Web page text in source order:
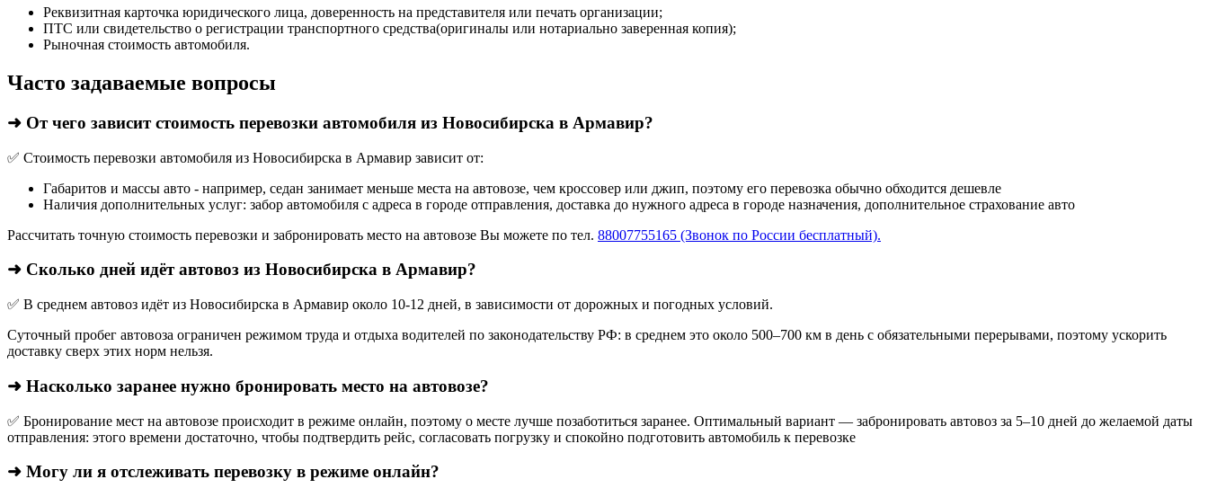
Реквизитная карточка юридического лица, доверенность на представителя или печать организации;
ПТС или свидетельство о регистрации транспортного средства(оригиналы или нотариально заверенная копия);
Рыночная стоимость автомобиля.
Часто задаваемые вопросы
➜ От чего зависит стоимость перевозки автомобиля из Новосибирска в Армавир?
✅ Стоимость перевозки автомобиля из Новосибирска в Армавир зависит от:
Габаритов и массы авто - например, седан занимает меньше места на автовозе, чем кроссовер или джип, поэтому его перевозка обычно обходится дешевле
Наличия дополнительных услуг: забор автомобиля с адреса в городе отправления, доставка до нужного адреса в городе назначения, дополнительное страхование авто
Рассчитать точную стоимость перевозки и забронировать место на автовозе Вы можете по тел. 88007755165 (Звонок по России бесплатный).
➜ Сколько дней идёт автовоз из Новосибирска в Армавир?
✅ В среднем автовоз идёт из Новосибирска в Армавир около 10-12 дней, в зависимости от дорожных и погодных условий.
Суточный пробег автовоза ограничен режимом труда и отдыха водителей по законодательству РФ: в среднем это около 500–700 км в день с обязательными перерывами, поэтому ускорить
доставку сверх этих норм нельзя.
➜ Насколько заранее нужно бронировать место на автовозе?
✅ Бронирование мест на автовозе происходит в режиме онлайн, поэтому о месте лучше позаботиться заранее. Оптимальный вариант — забронировать автовоз за 5–10 дней до желаемой даты
отправления: этого времени достаточно, чтобы подтвердить рейс, согласовать погрузку и спокойно подготовить автомобиль к перевозке
➜ Могу ли я отслеживать перевозку в режиме онлайн?